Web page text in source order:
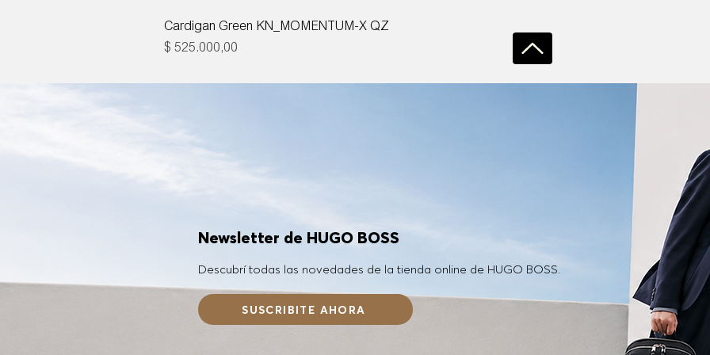
Cardigan Green KN_MOMENTUM-X QZ
Precio
$ 525.000,00
Newsletter de HUGO BOSS
Descubrí todas las novedades de la tienda online de HUGO BOSS.
SUSCRIBITE AHORA